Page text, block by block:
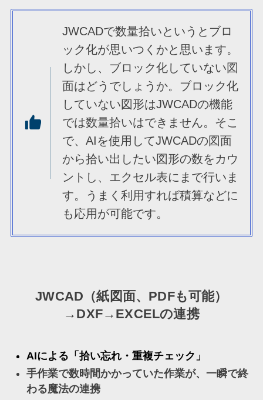
JWCADで数量拾いというとブロ
ック化が思いつくかと思います。
しかし、ブロック化していない図
面はどうでしょうか。ブロック化
していない図形はJWCADの機能
では数量拾いはできません。そこ
で、AIを使用してJWCADの図面
から拾い出したい図形の数をカウ
ントし、エクセル表にまで行いま
す。うまく利用すれば積算などに
も応用が可能です。
JWCAD（紙図面、PDFも可能）
→DXF→EXCELの連携
AIによる「拾い忘れ・重複チェック」
手作業で数時間かかっていた作業が、一瞬で終
わる魔法の連携